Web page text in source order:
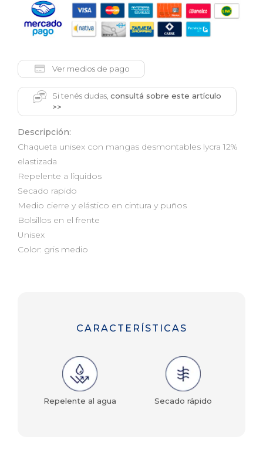
Ver medios de pago
Si tenés dudas, consultá sobre este artículo
>>
Descripción:
Chaqueta unisex con mangas desmontables lycra 12%
elastizada
Repelente a líquidos
Secado rapido
Medio cierre y elástico en cintura y puños
Bolsillos en el frente
Unisex
Color: gris medio
CARACTERÍSTICAS
Repelente al agua Secado rápido